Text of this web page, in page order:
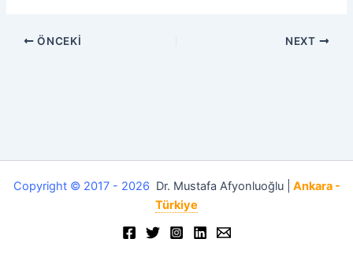
ÖNCEKI NEXT
Copyright © 2017 - 2026 Dr. Mustafa Afyonluoğlu |
Ankara -
Türkiye